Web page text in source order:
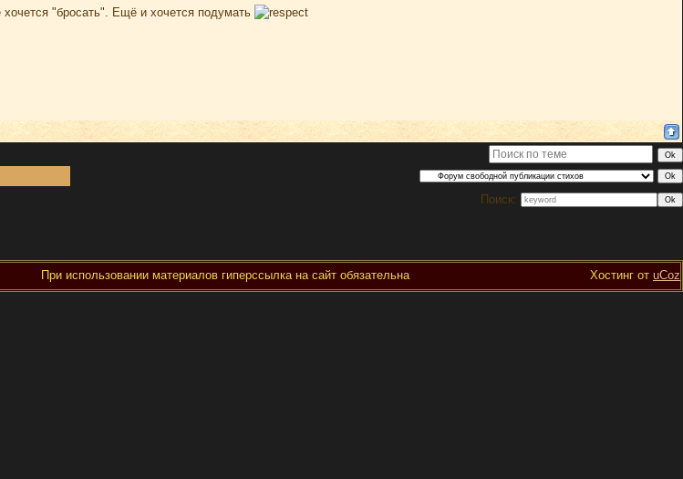
"бросать". Ещё и хочется подумать
Поиск:
При использовании материалов гиперссылка на сайт обязательна Хостинг от uCoz